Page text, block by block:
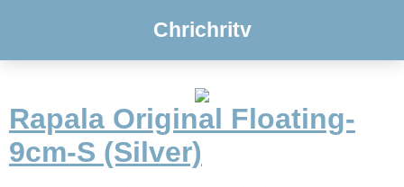
Chrichritv
Rapala Original Floating-
9cm-S (Silver)